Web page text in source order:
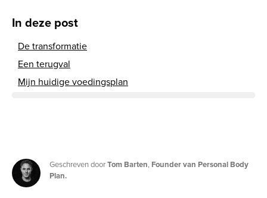
In deze post
De transformatie
Een terugval
Mijn huidige voedingsplan
Geschreven doorTom Barten, Founder van Personal Body
Plan.